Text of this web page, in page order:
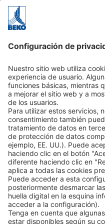
BEKO
C/ Torruella i
08758 Cervelló
Tel